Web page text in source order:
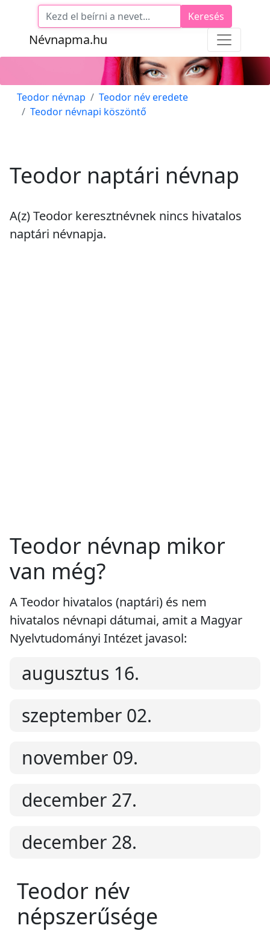
Névnapma.hu
Keresés
Teodor névnap
Teodor név eredete
Teodor névnapi köszöntő
Teodor naptári névnap
A(z) Teodor keresztnévnek nincs hivatalos
naptári névnapja.
Teodor névnap mikor
van még?
A Teodor hivatalos (naptári) és nem
hivatalos névnapi dátumai, amit a Magyar
Nyelvtudományi Intézet javasol:
augusztus 16.
szeptember 02.
november 09.
december 27.
december 28.
Teodor név
népszerűsége